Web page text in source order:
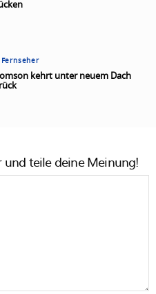
Fernseher
kehrt unter neuem Dach
teile deine Meinung!